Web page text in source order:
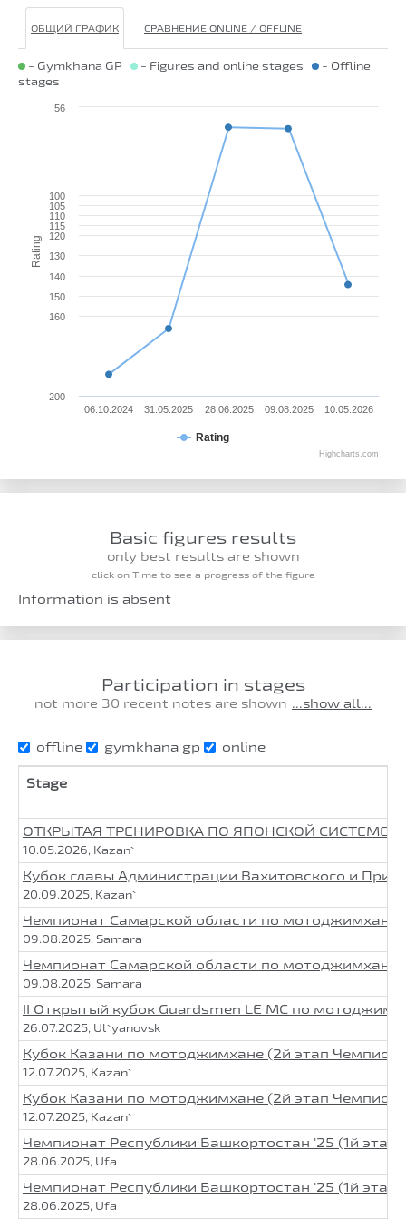
ОБЩИЙ ГРАФИК СРАВНЕНИЕ ONLINE / OFFLINE
- Gymkhana GP - Figures and online stages
- Offline
stages
Rating
Rating
06.10.2024 31.05.2025 28.06.2025 09.08.2025 10.05.2026
56
100
105
110
115
120
130
140
150
160
200
Highcharts.com
Basic figures results
only best results are shown
click on Time to see a progress of the figure
Information is absent
Participation in stages
not more 30 recent notes are shown ...show all...
offline gymkhana gp online
Stage
ОТКРЫТАЯ ТРЕНИРОВКА ПО ЯПОНСКОЙ СИСТЕМЕ.
10.05.2026, Kazan`
Кубок главы Администрации Вахитовского и
20.09.2025, Kazan`
Чемпионат Самарской области по
09.08.2025, Samara
Чемпионат Самарской области по
09.08.2025, Samara
II Открытый кубок Guardsmen LE MC по
26.07.2025, Ul`yanovsk
Кубок Казани по мотоджимхане (2й этап
12.07.2025, Kazan`
Кубок Казани по мотоджимхане (2й этап
12.07.2025, Kazan`
Чемпионат Республики Башкортостан '25 (1й
28.06.2025, Ufa
Чемпионат Республики Башкортостан '25 (1й
28.06.2025, Ufa